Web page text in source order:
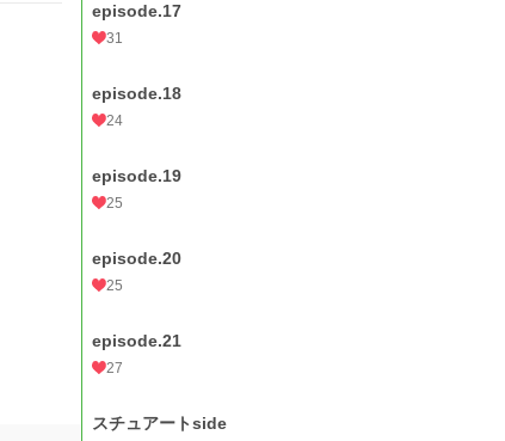
episode.17
31
episode.18
24
episode.19
25
episode.20
25
episode.21
27
スチュアートside